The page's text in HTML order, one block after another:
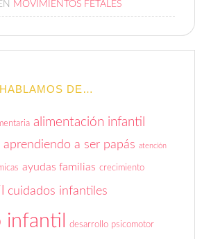
alimentación infantil
aprendiendo a ser papás atención
ayudas familias crecimiento
cuidados infantiles
infantil desarrollo psicomotor
Embarazo emociones